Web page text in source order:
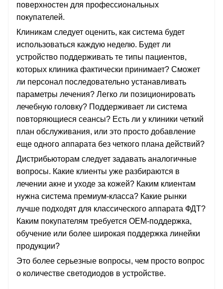
поверхностен для профессиональных
покупателей.
Клиникам следует оценить, как система будет
использоваться каждую неделю. Будет ли
устройство поддерживать те типы пациентов,
которых клиника фактически принимает? Сможет
ли персонал последовательно устанавливать
параметры лечения? Легко ли позиционировать
лечебную головку? Поддерживает ли система
повторяющиеся сеансы? Есть ли у клиники четкий
план обслуживания, или это просто добавление
еще одного аппарата без четкого плана действий?
Дистрибьюторам следует задавать аналогичные
вопросы. Какие клиенты уже разбираются в
лечении акне и уходе за кожей? Каким клиентам
нужна система премиум-класса? Какие рынки
лучше подходят для классического аппарата ФДТ?
Каким покупателям требуется OEM-поддержка,
обучение или более широкая поддержка линейки
продукции?
Это более серьезные вопросы, чем просто вопрос
о количестве светодиодов в устройстве.